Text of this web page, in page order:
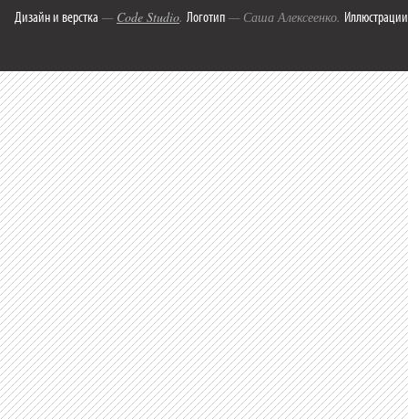
Дизайн и верстка — Code Studio. Логотип — Саша Алексеенко. Иллюстрации